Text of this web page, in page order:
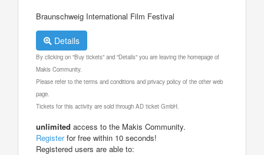
Braunschweig International Film Festival
Details
By clicking on "Buy tickets" and "Details" you are leaving the homepage of
Makis Community.
Please refer to the terms and conditions and privacy policy of the other web
page.
Tickets for this activity are sold through AD ticket GmbH.
unlimited access to the Makis Community.
Registerfor free within 10 seconds!
Registered users are able to: